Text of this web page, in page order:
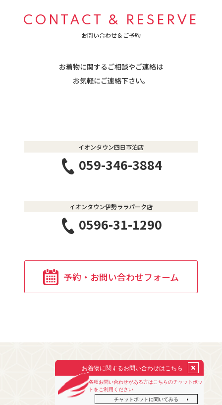
CONTACT & RESERVE
お問い合わせ＆ご予約
お着物に関するご相談やご連絡は
​​​​​​​お気軽にご連絡下さい。
イオンタウン四日市泊店
059-346-3884
イオンタウン伊勢ララパーク店
0596-31-1290
予約・お問い合わせフォーム